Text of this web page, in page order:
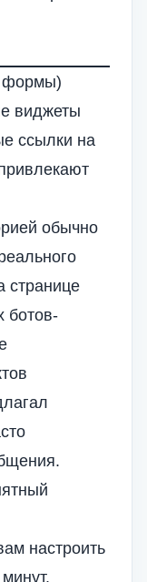
формы)
виджеты
ссылки на
обычно
странице
ботов-
настроить